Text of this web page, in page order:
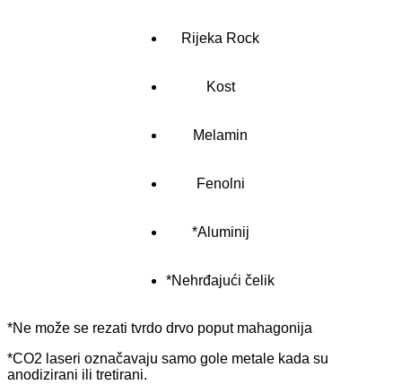
Rijeka Rock
Kost
Melamin
Fenolni
*Aluminij
*Nehrđajući čelik
*Ne može se rezati tvrdo drvo poput mahagonija
*CO2 laseri označavaju samo gole metale kada su
anodizirani ili tretirani.